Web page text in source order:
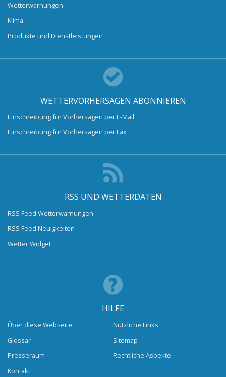
Wetterwarnungen
Klima
Produkte und Dienstleistungen
WETTERVORHERSAGEN ABONNIEREN
Einschreibung für Vorhersagen per E-Mail
Einschreibung für Vorhersagen per Fax
RSS UND WETTERDATEN
RSS Feed Wetterwarnungen
RSS Feed Neuigkeiten
Wetter Widget
HILFE
Über diese Webseite
Glossar
Presseraum
Kontakt
Nützliche Links
Sitemap
Rechtliche Aspekte